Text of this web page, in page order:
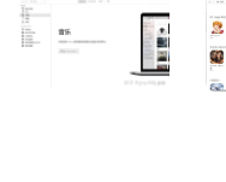
在app store内无法下载到旧
况：不喜欢新版本界面；新
限或者被取消；……这时，我
app store内下载到旧版本应
那怎么办？不越狱就能实现
面正式进入教学，按照教学